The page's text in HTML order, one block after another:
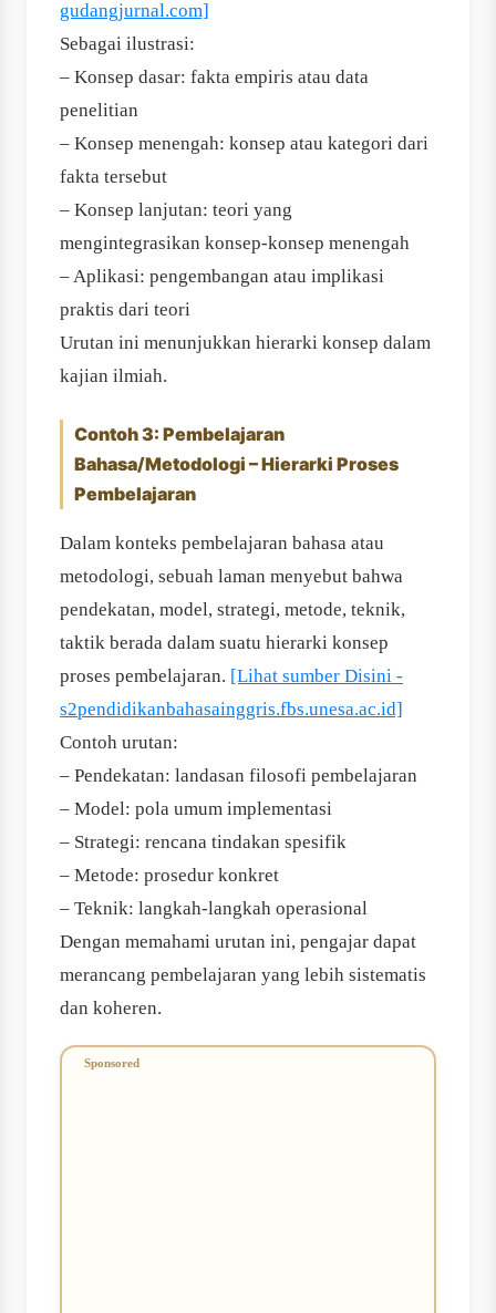
gudangjurnal.com]
Sebagai ilustrasi:
– Konsep dasar: fakta empiris atau data
penelitian
– Konsep menengah: konsep atau kategori dari
fakta tersebut
– Konsep lanjutan: teori yang
mengintegrasikan konsep-konsep menengah
– Aplikasi: pengembangan atau implikasi
praktis dari teori
Urutan ini menunjukkan hierarki konsep dalam
kajian ilmiah.
Contoh 3: Pembelajaran
Bahasa/Metodologi – Hierarki Proses
Pembelajaran
Dalam konteks pembelajaran bahasa atau
metodologi, sebuah laman menyebut bahwa
pendekatan, model, strategi, metode, teknik,
taktik berada dalam suatu hierarki konsep
proses pembelajaran. [Lihat sumber Disini -
s2pendidikanbahasainggris.fbs.unesa.ac.id]
Contoh urutan:
– Pendekatan: landasan filosofi pembelajaran
– Model: pola umum implementasi
– Strategi: rencana tindakan spesifik
– Metode: prosedur konkret
– Teknik: langkah-langkah operasional
Dengan memahami urutan ini, pengajar dapat
merancang pembelajaran yang lebih sistematis
dan koheren.